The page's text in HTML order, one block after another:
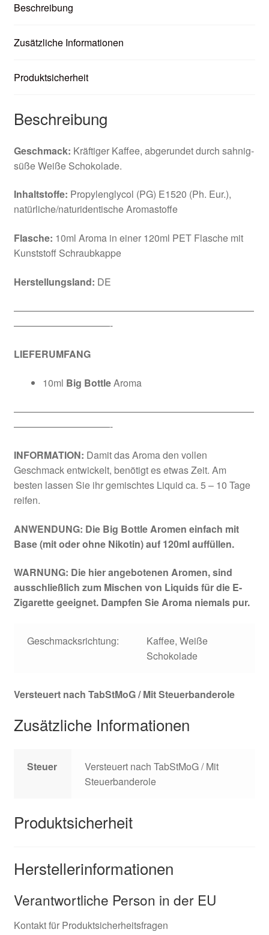
Beschreibung
Zusätzliche Informationen
Produktsicherheit
Beschreibung
Geschmack: Kräftiger Kaffee, abgerundet durch sahnig-
süße Weiße Schokolade.
Inhaltstoffe: Propylenglycol (PG) E1520 (Ph. Eur.),
natürliche/naturidentische Aromastoffe
Flasche: 10ml Aroma in einer 120ml PET Flasche mit
Kunststoff Schraubkappe
Herstellungsland: DE
—————————————————————————
——————————-
LIEFERUMFANG
10ml Big BottleAroma
—————————————————————————
——————————-
INFORMATION: Damit das Aroma den vollen
Geschmack entwickelt, benötigt es etwas Zeit. Am
besten lassen Sie ihr gemischtes Liquid ca. 5 – 10 Tage
reifen.
ANWENDUNG: Die Big Bottle Aromen einfach mit
Base (mit oder ohne Nikotin) auf 120ml auffüllen.
WARNUNG: Die hier angebotenen Aromen, sind
ausschließlich zum Mischen von Liquids für die E-
Zigarette geeignet. Dampfen Sie Aroma niemals pur.
Geschmacksrichtung:
Kaffee, Weiße
Schokolade
Versteuert nach TabStMoG / Mit Steuerbanderole
Zusätzliche Informationen
Steuer
Versteuert nach TabStMoG / Mit
Steuerbanderole
Produktsicherheit
Herstellerinformationen
Verantwortliche Person in der EU
Kontakt für Produktsicherheitsfragen